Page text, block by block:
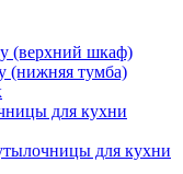
(верхний шкаф)
тумба)
для кухни
для кухни